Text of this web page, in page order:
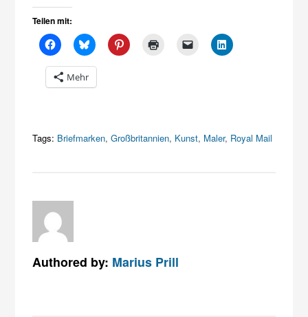
Teilen mit:
Mehr
Tags: Briefmarken,Großbritannien, Kunst, Maler, Royal Mail
Authored by: Marius Prill